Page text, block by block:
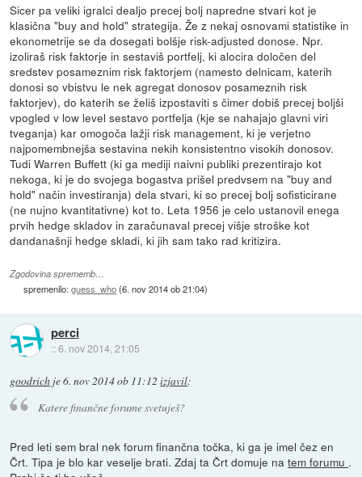
Sicer pa veliki igralci dealjo precej bolj napredne stvari kot je
klasična "buy and hold" strategija. Že z nekaj osnovami statistike in
ekonometrije se da dosegati bolšje risk-adjusted donose. Npr.
izoliraš risk faktorje in sestaviš portfelj, ki alocira določen del
sredstev posameznim risk faktorjem (namesto delnicam, katerih
donosi so vbistvu le nek agregat donosov posameznih risk
faktorjev), do katerih se želiš izpostaviti s čimer dobiš precej boljši
vpogled v low level sestavo portfelja (kje se nahajajo glavni viri
tveganja) kar omogoča lažji risk management, ki je verjetno
najpomembnejša sestavina nekih konsistentno visokih donosov.
Tudi Warren Buffett (ki ga mediji naivni publiki prezentirajo kot
nekoga, ki je do svojega bogastva prišel predvsem na "buy and
hold" način investiranja) dela stvari, ki so precej bolj sofisticirane
(ne nujno kvantitativne) kot to. Leta 1956 je celo ustanovil enega
prvih hedge skladov in zaračunaval precej višje stroške kot
dandanašnji hedge skladi, ki jih sam tako rad kritizira.
Zgodovina sprememb…
spremenilo:guess_who(6. nov 2014 ob 21:04)
perci
::6. nov 2014, 21:05
goodrich je6. nov 2014 ob 11:12 izjavil:
Katere finančne forume svetuješ?
Pred leti sem bral nek forum finančna točka, ki ga je imel čez en
Črt. Tipa je blo kar veselje brati. Zdaj ta Črt domuje natem forumu .